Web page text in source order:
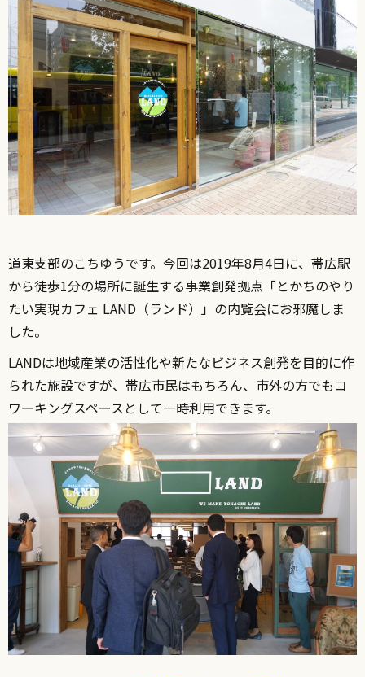
道東支部のこちゆうです。今回は2019年8月4日に、帯広駅
から徒歩1分の場所に誕生する事業創発拠点「とかちのやり
たい実現カフェ LAND（ランド）」の内覧会にお邪魔しま
した。
LANDは地域産業の活性化や新たなビジネス創発を目的に作
られた施設ですが、帯広市民はもちろん、市外の方でもコ
ワーキングスペースとして一時利用できます。